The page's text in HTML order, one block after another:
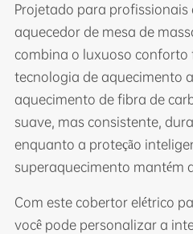
Projetado para profissionais
aquecedor de mesa de
combina o luxuoso conforto
tecnologia de aquecimento
aquecimento de fibra de
suave, mas consistente,
enquanto a proteção
superaquecimento mantém
Com este cobertor elétrico
você pode personalizar a